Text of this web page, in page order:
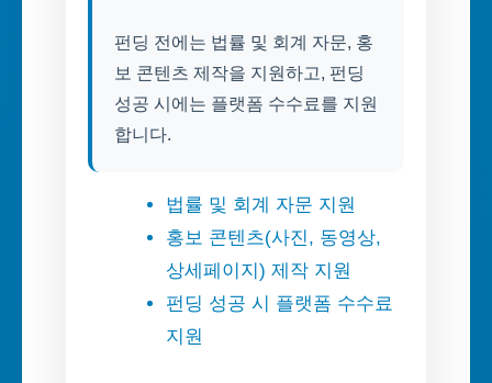
펀딩 전에는 법률 및 회계 자문, 홍
보 콘텐츠 제작을 지원하고, 펀딩
성공 시에는 플랫폼 수수료를 지원
합니다.
법률 및 회계 자문 지원
홍보 콘텐츠(사진, 동영상,
상세페이지) 제작 지원
펀딩 성공 시 플랫폼 수수료
지원